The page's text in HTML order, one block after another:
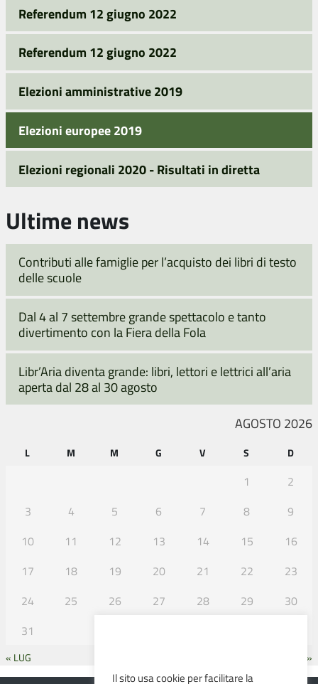
Referendum 12 giugno 2022
Referendum 12 giugno 2022
Elezioni amministrative 2019
Elezioni europee 2019
Elezioni regionali 2020 - Risultati in diretta
Ultime news
Contributi alle famiglie per l’acquisto dei libri di testo
delle scuole
Dal 4 al 7 settembre grande spettacolo e tanto
divertimento con la Fiera della Fola
Libr’Aria diventa grande: libri, lettori e lettrici all’aria
aperta dal 28 al 30 agosto
AGOSTO 2026
L M M G V S D
1
2
3
4 5 6 7 8
9
10
11 12 13 14 15
16
17
18 19 20 21 22
23
24
25 26 27 28 29
30
31
« LUG
SET »
Il sito usa cookie per facilitare la